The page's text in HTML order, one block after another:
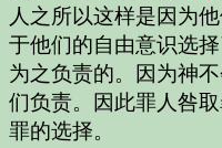
人之所以这样是因为
于他们的自由意识选
为之负责的。因为神
们负责。因此罪人咎
罪的选择。